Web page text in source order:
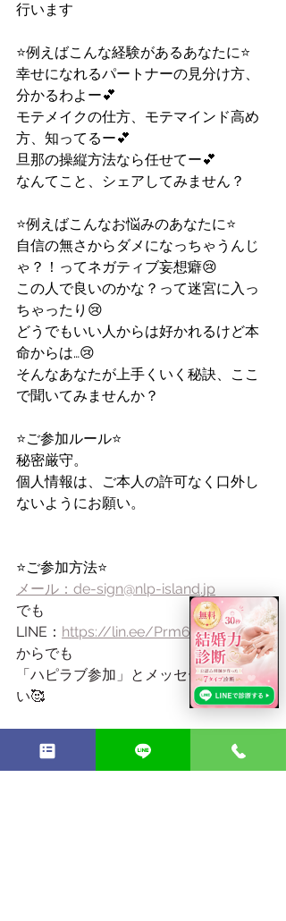
行います
⭐️例えばこんな経験があるあなたに⭐️
幸せになれるパートナーの見分け方、
分かるわよー💕
モテメイクの仕方、モテマインド高め
方、知ってるー💕
旦那の操縦方法なら任せてー💕
なんてこと、シェアしてみません？
⭐️例えばこんなお悩みのあなたに⭐️
自信の無さからダメになっちゃうんじ
ゃ？！ってネガティブ妄想癖😢
この人で良いのかな？って迷宮に入っ
ちゃったり😢
どうでもいい人からは好かれるけど本
命からは…😢
そんなあなたが上手くいく秘訣、ここ
で聞いてみませんか？
⭐️ご参加ルール⭐️
秘密厳守。
個人情報は、ご本人の許可なく口外し
ないようにお願い。
⭐️ご参加方法⭐️
メール：de-sign@nlp-island.jp
でも
LINE： https://lin.ee/Prm6XOf
からでも
「ハピラブ参加」とメッセージくださ
い🥰